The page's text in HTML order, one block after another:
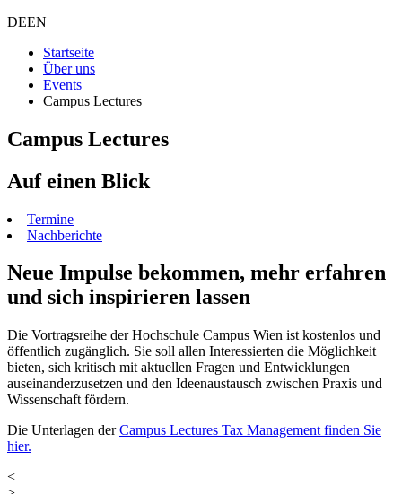
DEEN
Startseite
Über uns
Events
Campus Lectures
Campus Lectures
Auf einen Blick
Termine
Nachberichte
Neue Impulse bekommen, mehr erfahren
und sich inspirieren lassen
Die Vortragsreihe der Hochschule Campus Wien ist kostenlos und
öffentlich zugänglich. Sie soll allen Interessierten die Möglichkeit
bieten, sich kritisch mit aktuellen Fragen und Entwicklungen
auseinanderzusetzen und den Ideenaustausch zwischen Praxis und
Wissenschaft fördern.
Die Unterlagen derCampus Lectures Tax Management finden Sie
hier.
<